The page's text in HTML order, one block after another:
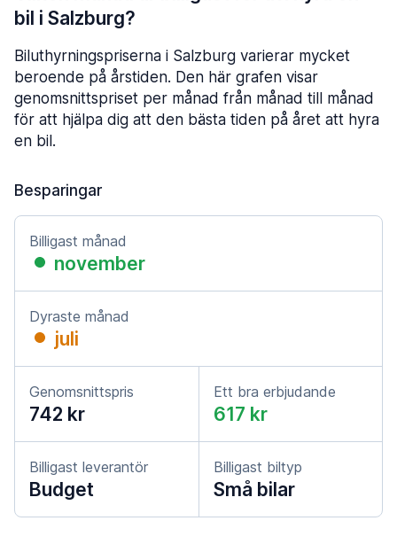
bil i Salzburg?
Biluthyrningspriserna i Salzburg varierar mycket
beroende på årstiden. Den här grafen visar
genomsnittspriset per månad från månad till månad
för att hjälpa dig att den bästa tiden på året att hyra
en bil.
Besparingar
Billigast månad
november
Dyraste månad
juli
Genomsnittspris
742 kr
Ett bra erbjudande
617 kr
Billigast leverantör
Budget
Billigast biltyp
Små bilar